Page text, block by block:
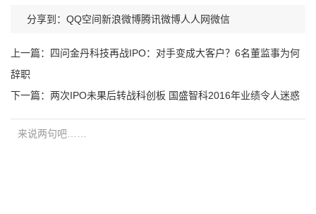
分享到： QQ空间新浪微博腾讯微博人人网微信
上一篇： 四问金丹科技再战IPO：对手变成大客户？6名董监事为何
辞职
下一篇： 两次IPO未果后转战科创板 国盛智科2016年业绩令人迷惑